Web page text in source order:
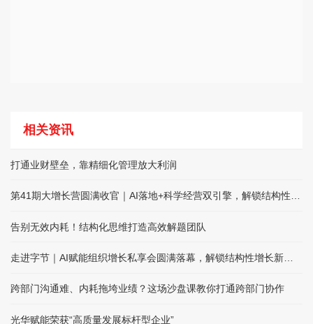
相关资讯
打通业财壁垒，靠精细化管理放大利润
告别无效内耗！结构化思维打造高效解题团队
跨部门沟通难、内耗拖垮业绩？这场沙盘课教你打通跨部门协作
光华赋能荣获“高质量发展标杆型企业”